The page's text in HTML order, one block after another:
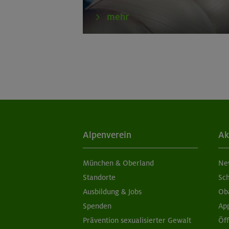
02.09.26
04./11.09.26 Grundkurs
07./14./21.09.26
mehr
Alpenverein
München & Oberland
Standorte
Ausbildung & Jobs
Spenden
Prävention sexualisierter Gewalt